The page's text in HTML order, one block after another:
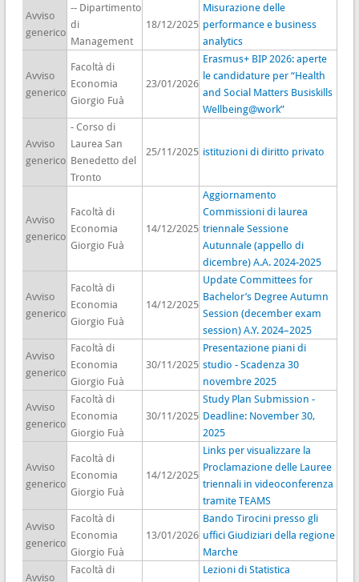
Avviso
generico
-- Dipartimento
di
Management
18/12/2025
Misurazione delle
performance e business
analytics
Avviso
generico
Facoltà di
Economia
Giorgio Fuà
23/01/2026
Erasmus+ BIP 2026: aperte
le candidature per “Health
and Social Matters Busiskills
Wellbeing@work”
Avviso
generico
- Corso di
Laurea San
Benedetto del
Tronto
25/11/2025 istituzioni di diritto privato
Avviso
generico
Facoltà di
Economia
Giorgio Fuà
14/12/2025
Aggiornamento
Commissioni di laurea
triennale Sessione
Autunnale (appello di
dicembre) A.A. 2024-2025
Avviso
generico
Facoltà di
Economia
Giorgio Fuà
14/12/2025
Update Committees for
Bachelor’s Degree Autumn
Session (december exam
session) A.Y. 2024–2025
Avviso
generico
Facoltà di
Economia
Giorgio Fuà
30/11/2025
Presentazione piani di
studio - Scadenza 30
novembre 2025
Avviso
generico
Facoltà di
Economia
Giorgio Fuà
30/11/2025
Study Plan Submission -
Deadline: November 30,
2025
Avviso
generico
Facoltà di
Economia
Giorgio Fuà
14/12/2025
Links per visualizzare la
Proclamazione delle Lauree
triennali in videoconferenza
tramite TEAMS
Avviso
generico
Facoltà di
Economia
Giorgio Fuà
13/01/2026
Bando Tirocini presso gli
uffici Giudiziari della regione
Marche
Avviso
Facoltà di
Lezioni di Statistica